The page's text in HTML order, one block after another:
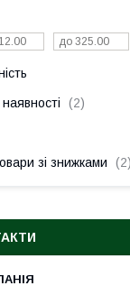
2
зі знижками 2